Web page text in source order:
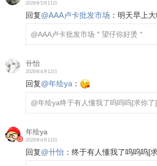
2026年5月11日
回复@AAA卢卡批发市场 ： 明天早上
@AAA卢卡批发市场 ＂望仔你好烫＂
卄怡
2026年4月12日
回复@年绘ya ：
@年绘ya终于有人懂我了呜呜呜[求你了]
年绘ya
2026年4月12日
回复@卄怡 ： 终于有人懂我了呜呜呜[